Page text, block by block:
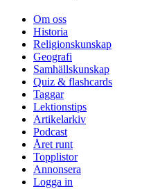
Om oss
Historia
Religionskunskap
Geografi
Samhällskunskap
Quiz & flashcards
Taggar
Lektionstips
Artikelarkiv
Podcast
Året runt
Topplistor
Annonsera
Logga in